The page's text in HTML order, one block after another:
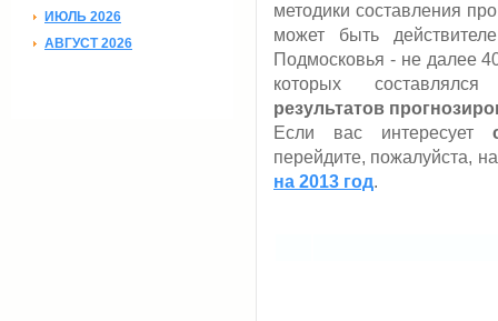
ИЮЛЬ 2026
АВГУСТ 2026
методики составления
может быть
Подмосковья - не далее
которых
результатов
Если вас интересует
перейдите, пожалуйста,
на 2013 год.